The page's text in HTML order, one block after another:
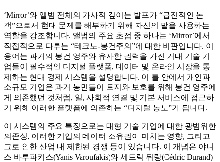
‘Mirror’와 앨범 전체의 가사적 깊이는 발프가 “급진적인 논
객”으로서 현대 문제를 해부하기 위해 자신의 말을 사용하는
역할을 강조합니다. 앨범의 주요 초점 중 하나는 ‘Mirror’에서
직접적으로 다루는 “테크노-봉건주의”에 대한 비판입니다. 이
용어는 과거의 봉건 영주와 유사한 권력을 가진 거대 기술 기
업들이 필수적인 디지털 플랫폼, 데이터 및 온라인 시장을 통
제하는 현대 경제 시스템을 설명합니다. 이 틀 안에서 개인과
소규모 기업은 과거 농민들이 토지와 보호를 위해 봉건 영주에
게 의존했던 것처럼, 일, 사회적 연결 및 기본 서비스에 접근하
기 위해 이러한 플랫폼에 의존하는 “디지털 농노”가 됩니다.
이 시스템의 주요 특징으로는 대형 기술 기업에 대한 광범위한
의존성, 이러한 기업의 데이터 소유권이 미치는 영향, 그리고
그로 인한 산업 내 제한된 경쟁 등이 있습니다. 이 개념은 야니
스 바루파키스(Yanis Varoufakis)와 세드릭 뒤랑(Cédric Durand)